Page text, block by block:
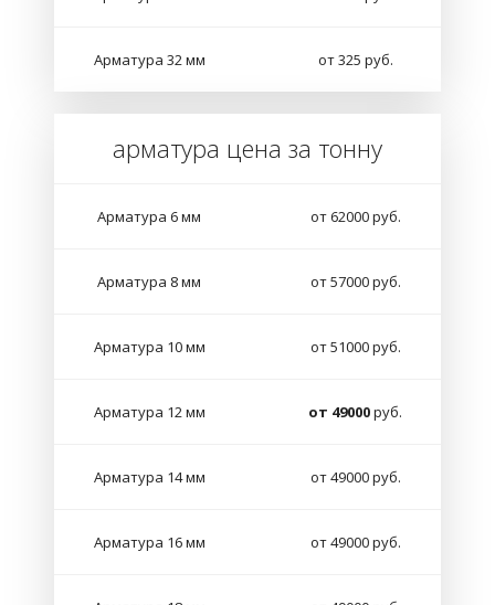
Арматура 32 мм от 325 руб.
арматура цена за тонну
Арматура 6 мм от 62000 руб.
Арматура 8 мм от 57000 руб.
Арматура 10 мм от 51000 руб.
Арматура 12 мм от 49000руб.
Арматура 14 мм от 49000 руб.
Арматура 16 мм от 49000 руб.